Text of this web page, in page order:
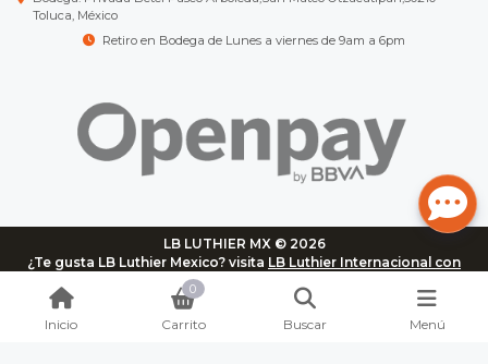
Toluca, México
Retiro en Bodega de Lunes a viernes de 9am a 6pm
LB LUTHIER MX © 2026
¿Te gusta LB Luthier Mexico? visita LB Luthier Internacional con
más de 3.000 productos disponibles
Inicio
0
Carrito Buscar Menú